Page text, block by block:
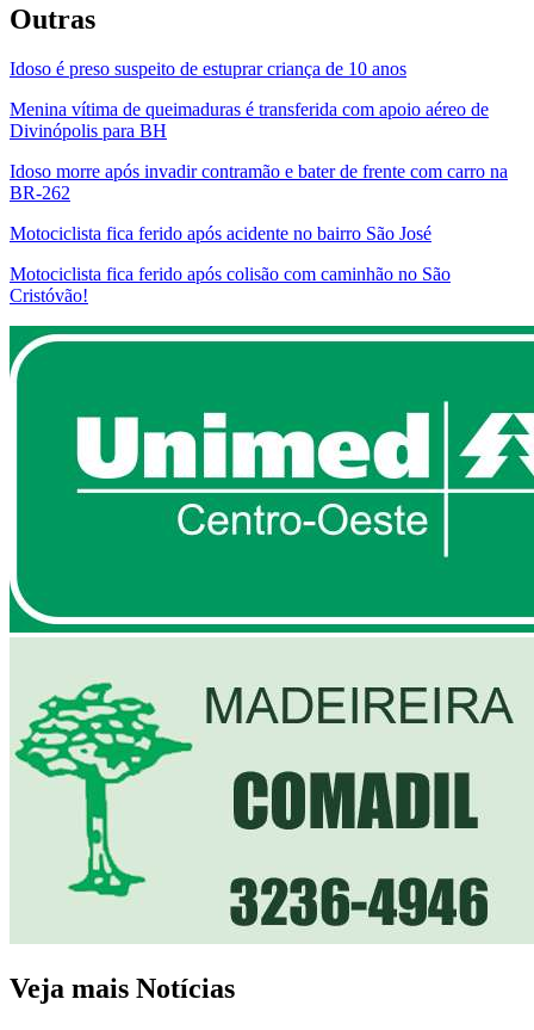
Outras
Idoso é preso suspeito de estuprar criança de 10 anos
Menina vítima de queimaduras é transferida com apoio aéreo de
Divinópolis para BH
Idoso morre após invadir contramão e bater de frente com carro na
BR-262
Motociclista fica ferido após acidente no bairro São José
Motociclista fica ferido após colisão com caminhão no São
Cristóvão!
Veja mais Notícias